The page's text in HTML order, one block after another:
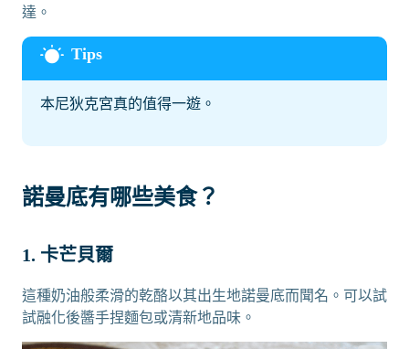
達。
本尼狄克宮真的值得一遊。
諾曼底有哪些美食？
1. 卡芒貝爾
這種奶油般柔滑的乾酪以其出生地諾曼底而聞名。可以試
試融化後醬手捏麵包或清新地品味。